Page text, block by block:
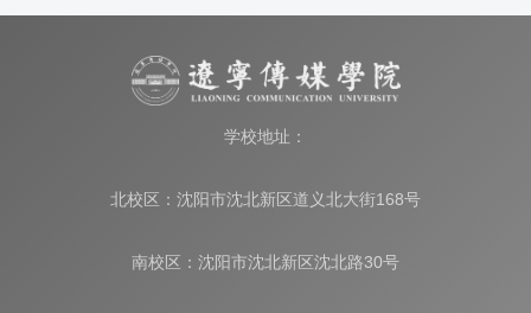
学校地址：
北校区：沈阳市沈北新区道义北大街168号
南校区：沈阳市沈北新区沈北路30号